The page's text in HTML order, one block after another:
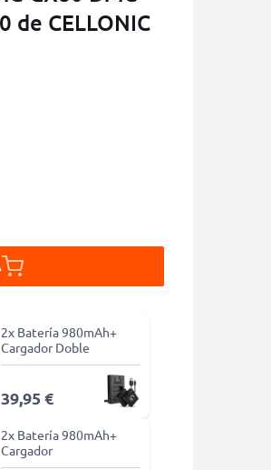
de CELLONIC
2x Batería 980mAh+
Cargador Doble
39,95 €
2x Batería 980mAh+
Cargador